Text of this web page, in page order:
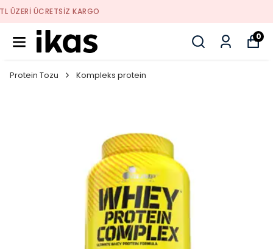
0
Protein Tozu Kompleks protein